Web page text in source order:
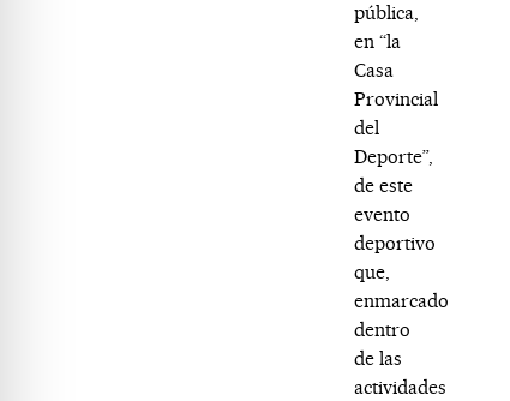
pública,
en “la
Casa
Provincial
del
Deporte”,
de este
evento
deportivo
que,
enmarcado
dentro
de las
actividades